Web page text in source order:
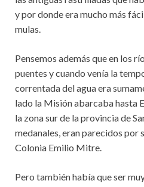
y por donde era mucho más
mulas.
Pensemos además que en los
puentes y cuando venía la
correntada del agua era
lado la Misión abarcaba hasta
la zona sur de la provincia de
medanales, eran parecidos por
Colonia Emilio Mitre.
Pero también había que ser